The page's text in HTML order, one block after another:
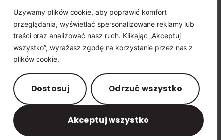
Używamy plików cookie, aby poprawić komfort
przeglądania, wyświetlać spersonalizowane reklamy lub
treści oraz analizować nasz ruch. Klikając „Akceptuj
wszystko”, wyrażasz zgodę na korzystanie przez nas z
plików cookie.
Dostosuj Odrzuć wszystko
Akceptuj wszystko
© Copyright 2024 peopleandwork.eu. All Rights
Reserved.
Partner:
Polityka prywatności
Impressum
Polski